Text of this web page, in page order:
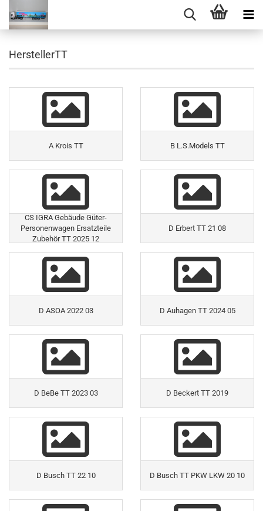
HerstellerTT
A Krois TT B L.S.Models TT
CS IGRA Gebäude Güter-
Personenwagen Ersatzteile
Zubehör TT 2025 12
D Erbert TT 21 08
D ASOA 2022 03 D Auhagen TT 2024 05
D BeBe TT 2023 03 D Beckert TT 2019
D Busch TT 22 10 D Busch TT PKW LKW 20 10